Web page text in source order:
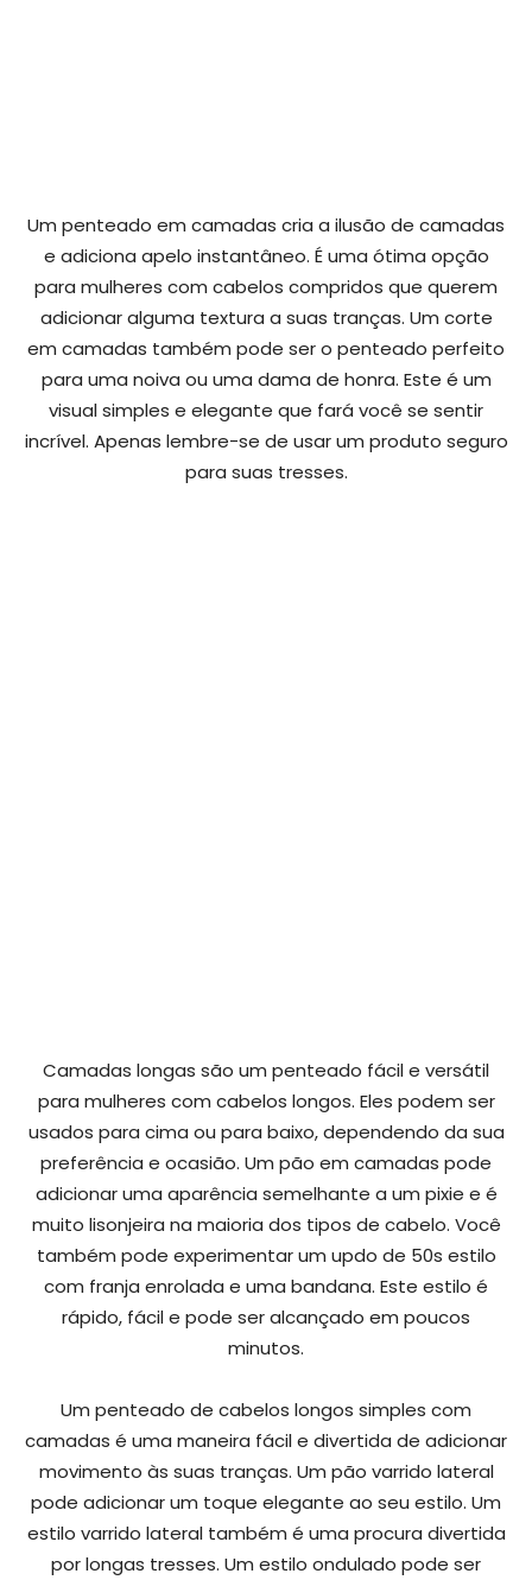
Um penteado em camadas cria a ilusão de camadas
e adiciona apelo instantâneo. É uma ótima opção
para mulheres com cabelos compridos que querem
adicionar alguma textura a suas tranças. Um corte
em camadas também pode ser o penteado perfeito
para uma noiva ou uma dama de honra. Este é um
visual simples e elegante que fará você se sentir
incrível. Apenas lembre-se de usar um produto seguro
para suas tresses.
Camadas longas são um penteado fácil e versátil
para mulheres com cabelos longos. Eles podem ser
usados para cima ou para baixo, dependendo da sua
preferência e ocasião. Um pão em camadas pode
adicionar uma aparência semelhante a um pixie e é
muito lisonjeira na maioria dos tipos de cabelo. Você
também pode experimentar um updo de 50s estilo
com franja enrolada e uma bandana. Este estilo é
rápido, fácil e pode ser alcançado em poucos
minutos.
Um penteado de cabelos longos simples com
camadas é uma maneira fácil e divertida de adicionar
movimento às suas tranças. Um pão varrido lateral
pode adicionar um toque elegante ao seu estilo. Um
estilo varrido lateral também é uma procura divertida
por longas tresses. Um estilo ondulado pode ser